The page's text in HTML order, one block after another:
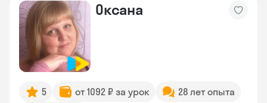
Оксана
5 от 1092 ₽ за урок
28 лет опыта